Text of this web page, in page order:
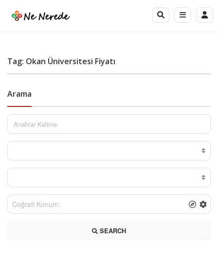
Tag: Okan Üniversitesi Fiyatı
Arama
SEARCH